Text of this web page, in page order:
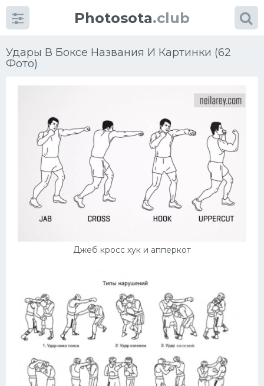
Photosota.club
Удары В Боксе Названия И Картинки (62
Фото)
Джеб кросс хук и апперкот
Категории Фото
Еще картинки...
Футбол
Баскетбол
Конькобежный спорт
Тренажеры
Интерьер квартиры